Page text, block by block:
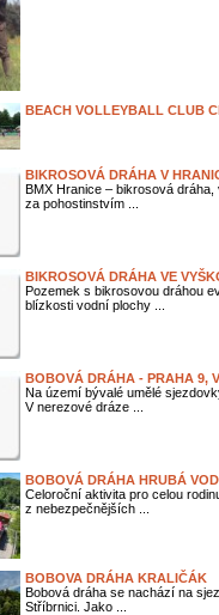
BEACH VOLLEYBALL CLUB
BIKROSOVÁ DRÁHA V
BMX Hranice – bikrosová
za pohostinstvím ...
BIKROSOVÁ DRÁHA VE
Pozemek s bikrosovou dráhou
blízkosti vodní plochy ...
BOBOVÁ DRÁHA - PRAHA 9,
Na území bývalé umělé
V nerezové dráze ...
BOBOVÁ DRÁHA HRUBÁ
Celoroční aktivita pro celou
z nebezpečnějších ...
BOBOVA DRÁHA KRALIČÁK
Bobová dráha se nachází na
Stříbrnici. Jako ...